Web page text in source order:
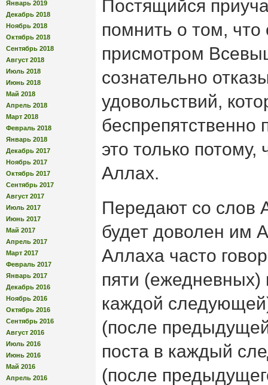
Январь 2019
Декабрь 2018
Ноябрь 2018
Октябрь 2018
Сентябрь 2018
Август 2018
Июль 2018
Июнь 2018
Май 2018
Апрель 2018
Март 2018
Февраль 2018
Январь 2018
Декабрь 2017
Ноябрь 2017
Октябрь 2017
Сентябрь 2017
Август 2017
Июль 2017
Июнь 2017
Май 2017
Апрель 2017
Март 2017
Февраль 2017
Январь 2017
Декабрь 2016
Ноябрь 2016
Октябрь 2016
Сентябрь 2016
Август 2016
Июль 2016
Июнь 2016
Май 2016
Апрель 2016
Постящийся
помнить о том, что
присмотром
сознательно
удовольствий,
беспрепятственно
это только
Аллах.
Передают со слов
будет доволен им
Аллаха часто
пяти (ежедневных)
каждой
(после
поста в каждый
(после